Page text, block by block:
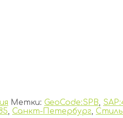
Метки: GeoCode:SPB,
, Санкт-Петербург,